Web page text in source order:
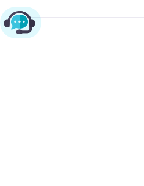
چت با پشتیبانی پارس‌کدرز